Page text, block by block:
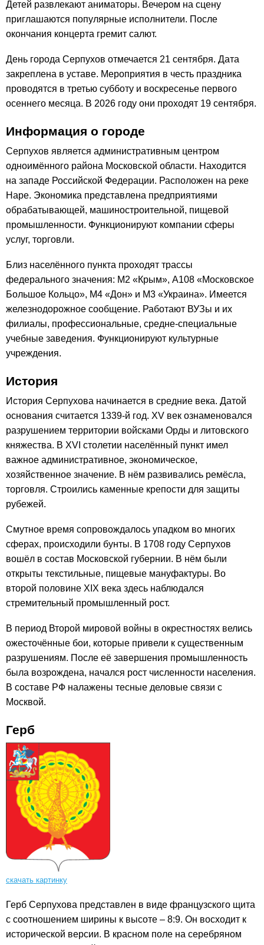
Детей развлекают аниматоры. Вечером на сцену
приглашаются популярные исполнители. После
окончания концерта гремит салют.
День города Серпухов отмечается 21 сентября. Дата
закреплена в уставе. Мероприятия в честь праздника
проводятся в третью субботу и воскресенье первого
осеннего месяца. В 2026 году они проходят 19 сентября.
Информация о городе
Серпухов является административным центром
одноимённого района Московской области. Находится
на западе Российской Федерации. Расположен на реке
Наре. Экономика представлена предприятиями
обрабатывающей, машиностроительной, пищевой
промышленности. Функционируют компании сферы
услуг, торговли.
Близ населённого пункта проходят трассы
федерального значения: М2 «Крым», А108 «Московское
Большое Кольцо», М4 «Дон» и М3 «Украина». Имеется
железнодорожное сообщение. Работают ВУЗы и их
филиалы, профессиональные, средне-специальные
учебные заведения. Функционируют культурные
учреждения.
История
История Серпухова начинается в средние века. Датой
основания считается 1339-й год. XV век ознаменовался
разрушением территории войсками Орды и литовского
княжества. В XVI столетии населённый пункт имел
важное административное, экономическое,
хозяйственное значение. В нём развивались ремёсла,
торговля. Строились каменные крепости для защиты
рубежей.
Смутное время сопровождалось упадком во многих
сферах, происходили бунты. В 1708 году Серпухов
вошёл в состав Московской губернии. В нём были
открыты текстильные, пищевые мануфактуры. Во
второй половине XIX века здесь наблюдался
стремительный промышленный рост.
В период Второй мировой войны в окрестностях велись
ожесточённые бои, которые привели к существенным
разрушениям. После её завершения промышленность
была возрождена, начался рост численности населения.
В составе РФ налажены тесные деловые связи с
Москвой.
Герб
скачать картинку
Герб Серпухова представлен в виде французского щита
с соотношением ширины к высоте – 8:9. Он восходит к
исторической версии. В красном поле на серебряном